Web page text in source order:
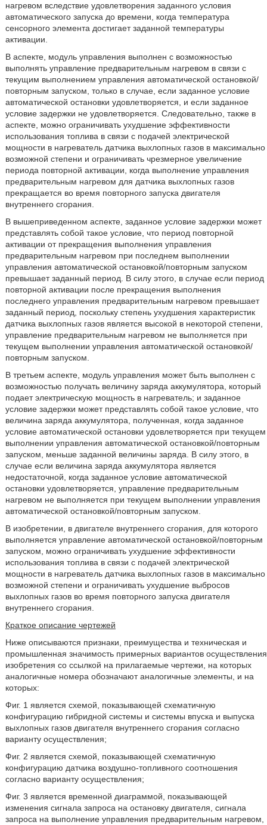
нагревом вследствие удовлетворения заданного условия
автоматического запуска до времени, когда температура
сенсорного элемента достигает заданной температуры
активации.
В аспекте, модуль управления выполнен с возможностью
выполнять управление предварительным нагревом в связи с
текущим выполнением управления автоматической остановкой/
повторным запуском, только в случае, если заданное условие
автоматической остановки удовлетворяется, и если заданное
условие задержки не удовлетворяется. Следовательно, также в
аспекте, можно ограничивать ухудшение эффективности
использования топлива в связи с подачей электрической
мощности в нагреватель датчика выхлопных газов в максимально
возможной степени и ограничивать чрезмерное увеличение
периода повторной активации, когда выполнение управления
предварительным нагревом для датчика выхлопных газов
прекращается во время повторного запуска двигателя
внутреннего сгорания.
В вышеприведенном аспекте, заданное условие задержки может
представлять собой такое условие, что период повторной
активации от прекращения выполнения управления
предварительным нагревом при последнем выполнении
управления автоматической остановкой/повторным запуском
превышает заданный период. В силу этого, в случае если период
повторной активации после прекращения выполнения
последнего управления предварительным нагревом превышает
заданный период, поскольку степень ухудшения характеристик
датчика выхлопных газов является высокой в некоторой степени,
управление предварительным нагревом не выполняется при
текущем выполнении управления автоматической остановкой/
повторным запуском.
В третьем аспекте, модуль управления может быть выполнен с
возможностью получать величину заряда аккумулятора, который
подает электрическую мощность в нагреватель; и заданное
условие задержки может представлять собой такое условие, что
величина заряда аккумулятора, полученная, когда заданное
условие автоматической остановки удовлетворяется при текущем
выполнении управления автоматической остановкой/повторным
запуском, меньше заданной величины заряда. В силу этого, в
случае если величина заряда аккумулятора является
недостаточной, когда заданное условие автоматической
остановки удовлетворяется, управление предварительным
нагревом не выполняется при текущем выполнении управления
автоматической остановкой/повторным запуском.
В изобретении, в двигателе внутреннего сгорания, для которого
выполняется управление автоматической остановкой/повторным
запуском, можно ограничивать ухудшение эффективности
использования топлива в связи с подачей электрической
мощности в нагреватель датчика выхлопных газов в максимально
возможной степени и ограничивать ухудшение выбросов
выхлопных газов во время повторного запуска двигателя
внутреннего сгорания.
Краткое описание чертежей
Ниже описываются признаки, преимущества и техническая и
промышленная значимость примерных вариантов осуществления
изобретения со ссылкой на прилагаемые чертежи, на которых
аналогичные номера обозначают аналогичные элементы, и на
которых:
Фиг. 1 является схемой, показывающей схематичную
конфигурацию гибридной системы и системы впуска и выпуска
выхлопных газов двигателя внутреннего сгорания согласно
варианту осуществления;
Фиг. 2 является схемой, показывающей схематичную
конфигурацию датчика воздушно-топливного соотношения
согласно варианту осуществления;
Фиг. 3 является временной диаграммой, показывающей
изменения сигнала запроса на остановку двигателя, сигнала
запроса на выполнение управления предварительным нагревом,